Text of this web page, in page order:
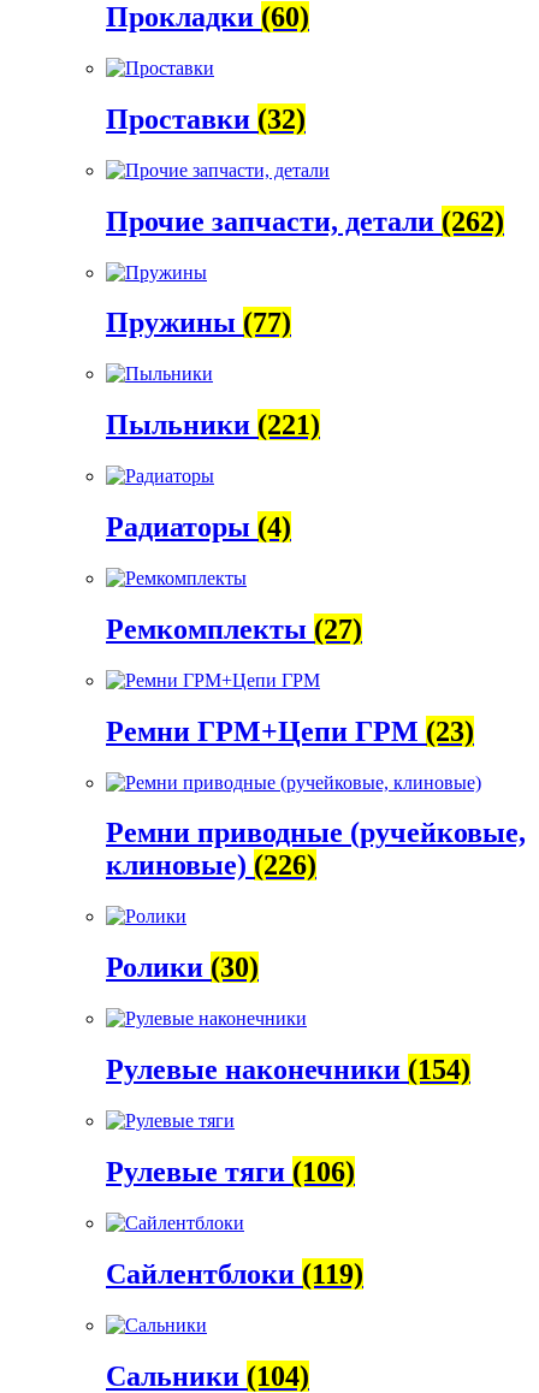
Прокладки (60)
Проставки (32)
Прочие запчасти, детали (262)
Пружины (77)
Пыльники (221)
Радиаторы (4)
Ремкомплекты (27)
Ремни ГРМ+Цепи ГРМ (23)
Ремни приводные (ручейковые,
клиновые) (226)
Ролики (30)
Рулевые наконечники (154)
Рулевые тяги (106)
Сайлентблоки (119)
Сальники (104)